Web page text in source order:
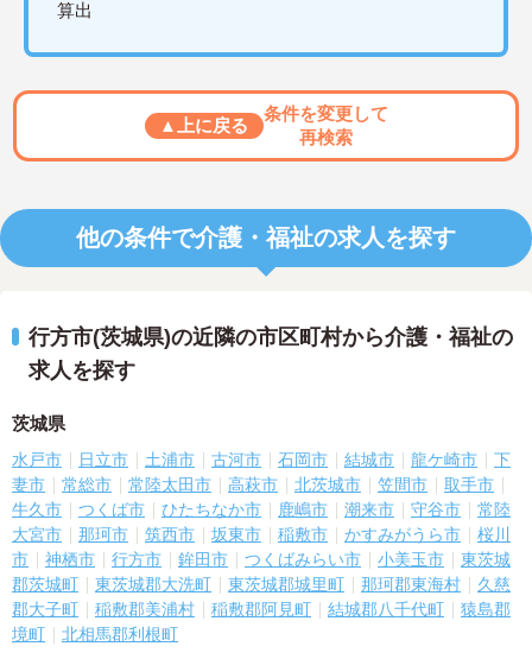
算出
▲上に戻る
条件を変更して
再検索
他の条件で介護・福祉の求人を探す
行方市(茨城県)の近隣の市区町村から介護・福祉の
求人を探す
茨城県
水戸市 日立市 土浦市 古河市 石岡市 結城市 龍ケ崎市
下
妻市
常総市 常陸太田市 高萩市 北茨城市 笠間市
取手市
牛久市
つくば市 ひたちなか市 鹿嶋市 潮来市 守谷市
常陸
大宮市
那珂市 筑西市 坂東市 稲敷市 かすみがうら市
桜川
市
神栖市 行方市 鉾田市 つくばみらい市 小美玉市
東茨城
郡茨城町
東茨城郡大洗町 東茨城郡城里町 那珂郡東海村
久慈
郡大子町
稲敷郡美浦村 稲敷郡阿見町 結城郡八千代町
猿島郡
境町
北相馬郡利根町